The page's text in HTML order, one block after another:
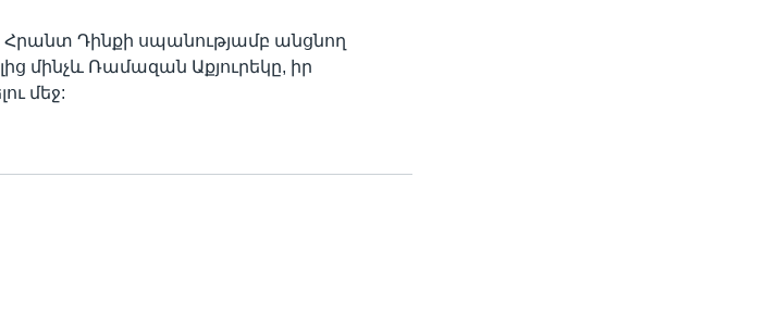
Հրանտ Դինքի սպանությամբ անցնող
մինչև Ռամազան Աքյուրեկը, իր
մեջ: